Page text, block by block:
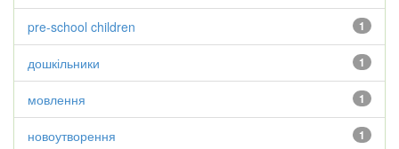
1
pre-school children
1
дошкільники
1
мовлення
1
новоутворення